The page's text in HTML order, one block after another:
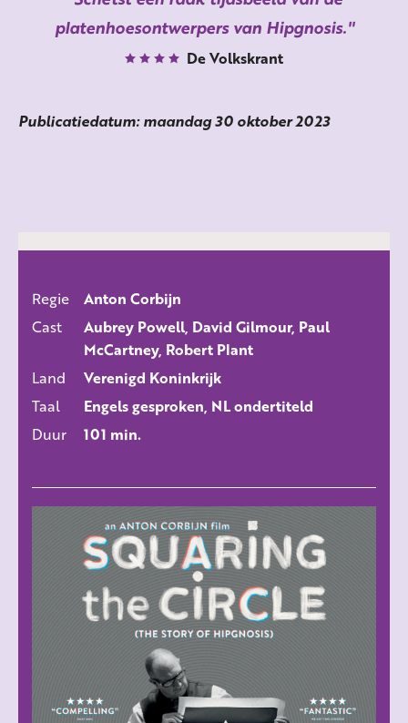
platenhoesontwerpers van Hipgnosis.
De Volkskrant
Publicatiedatum: maandag 30 oktober 2023
ALLE FILMS
Regie
Anton Corbijn
Cast
Aubrey Powell, David Gilmour, Paul
McCartney, Robert Plant
Land
Verenigd Koninkrijk
Taal
Engels gesproken, NL ondertiteld
Duur
101 min.